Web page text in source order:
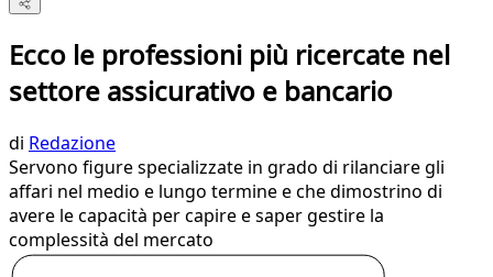
Ecco le professioni più ricercate nel
settore assicurativo e bancario
di Redazione
Servono figure specializzate in grado di rilanciare gli
affari nel medio e lungo termine e che dimostrino di
avere le capacità per capire e saper gestire la
complessità del mercato